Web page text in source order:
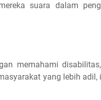
suara dalam
memahami
yang lebih